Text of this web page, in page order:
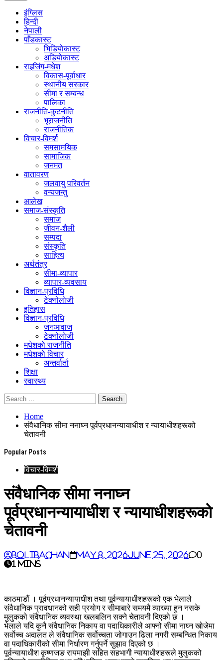
इंग्लिस
हिन्दी
नेपाली
पाँडकास्ट
भिडियाेकास्ट
अडियाेकास्ट
राइजिंग-मधेश
विकास-पूर्वाधार
स्थानीय सरकार
सीमा र सम्बन्ध
पालिका
राजनीति-कुटनीति
भूराजनीति
राजनीतिक
विचार-विमर्श
समसामयिक
सामाजिक
जनमत
वातावरण
जलवायु परिवर्तन
वन्यजन्तु
आलेख
समाज-संस्कृति
समाज
जीवन-शैली
सम्पदा
संस्कृति
साहित्य
अर्थतंत्र
सीमा-व्यापार
व्यापार-व्यवसाय
विज्ञान-प्रविधि
टेक्नोलोजी
इतिहास
विज्ञान-प्रविधि
जनआवाज
टेक्नोलोजी
मधेशकाे राजनीति
मधेशकाे विचार
अन्तर्वार्ता
शिक्षा
स्वास्थ्य
Home
संवैधानिक सीमा ननाघ्न पूर्वप्रधानन्यायाधीश र न्यायाधीशहरूको
चेतावनी
Popular Posts
विचार-विमर्श
संवैधानिक सीमा ननाघ्न
पूर्वप्रधानन्यायाधीश र न्यायाधीशहरूको
चेतावनी
BoliBachan May 8, 2026June 25, 2026
0
1 mins
काठमाडौं । पूर्वप्रधानन्यायाधीश तथा पूर्वन्यायाधीशहरूको एक भेलाले
संवैधानिक प्रावधानको सही प्रयोग र सीमाबारे समयमै व्याख्या हुन नसके
मुलुकको संवैधानिक व्यवस्था खलबलिन सक्ने चेतावनी दिएको छ ।
भेलाले यदि कुनै संवैधानिक निकाय वा पदाधिकारीले आफ्नो सीमा नाघ्न खोजेमा
सर्वोच्च अदालत ले संवैधानिक सर्वोच्चता जोगाउन ढिला नगरी सम्बन्धित निकाय
वा पदाधिकारीको सीमा निर्धारण गर्नुपर्ने सुझाव दिएको छ ।
पूर्वन्यायाधीश कृष्णजङ रायमाझी सहित सहभागी न्यायाधीशहरूले मुलुकको